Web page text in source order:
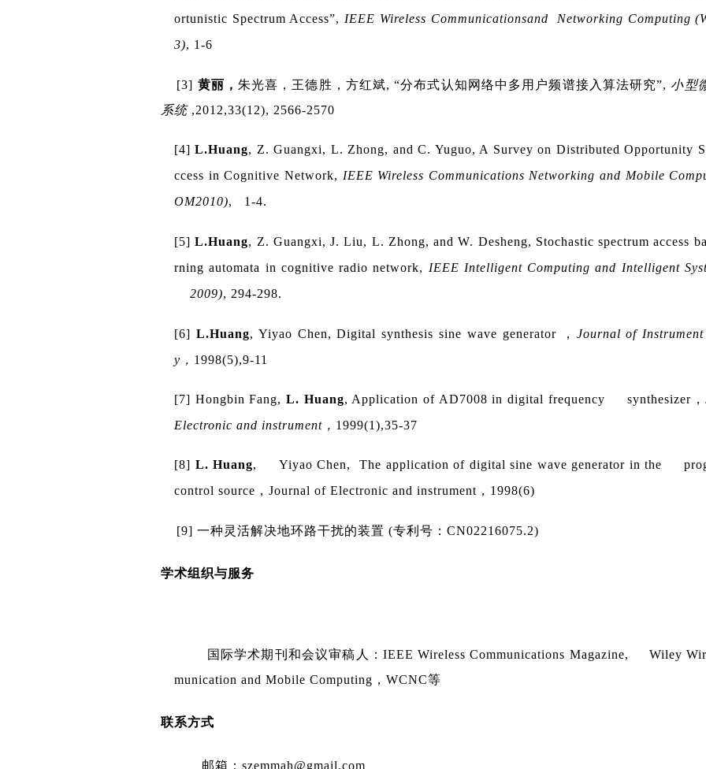
ortunistic Spectrum Access”, IEEE Wireless Communicationsand Networking Computing
3), 1-6
[3] 黄丽， 朱光喜，王德胜，方红斌, “分布式认知网络中多用户频谱接入算法研究”, 小型
系统,2012,33(12), 2566-2570
[4]L.Huang, Z. Guangxi, L. Zhong, and C. Yuguo, A Survey on Distributed Opportunity
ccess in Cognitive Network, IEEE Wireless Communications Networking and Mobile
OM2010), 1-4.
[5]L.Huang, Z. Guangxi, J. Liu, L. Zhong, and W. Desheng, Stochastic spectrum access
rning automata in cognitive radio network, IEEE Intelligent Computing and Intelligent
2009), 294-298.
[6] L.Huang, Yiyao Chen,Digital synthesis sine wave generator ， Journal of
y ， 1998(5),9-11
[7] Hongbin Fang, L. Huang, Application of AD7008 in digital frequency synthesizer ，
Electronic and instrument ， 1999(1),35-37
[8] L. Huang, Yiyao Chen, The application of digital sine wave generator in the
control source ， Journal of Electronic and instrument ， 1998(6)
[9] 一种灵活解决地环路干扰的装置 (专利号： CN02216075.2)
学术组织与服务
国际学术期刊和会议审稿人：IEEE Wireless Communications Magazine, Wiley
munication and Mobile Computing ， WCNC等
联系方式
邮箱： szemmah@gmail.com